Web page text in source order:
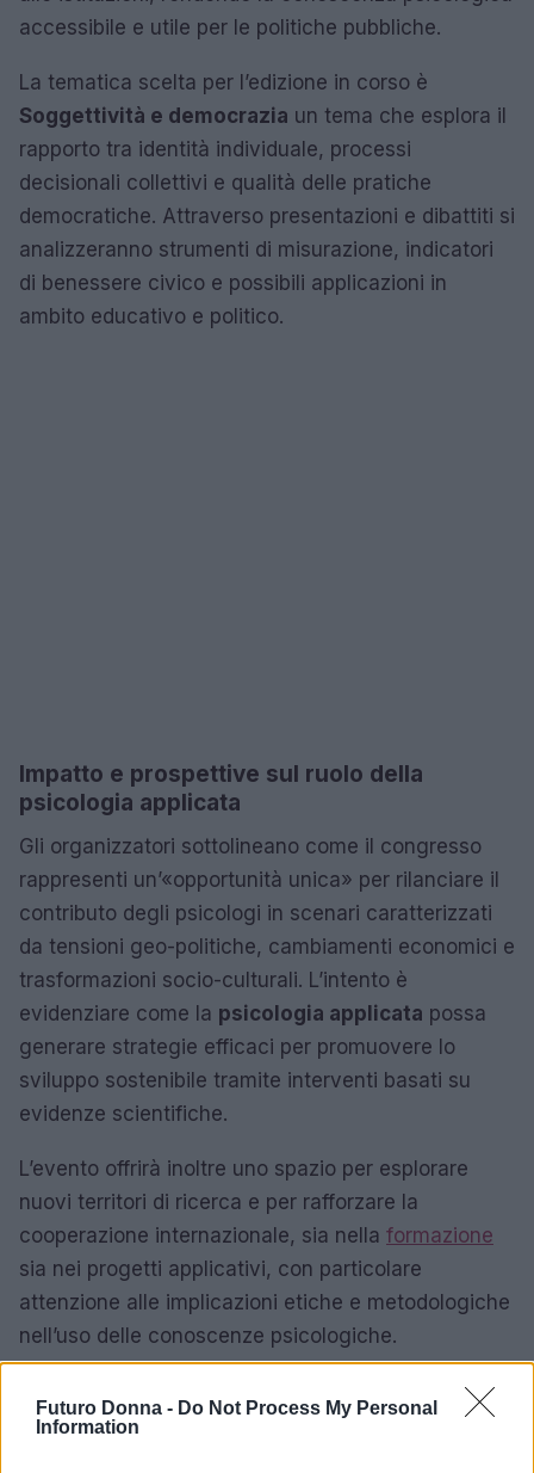
Futuro Donna - Do Not Process My Personal
Information
accessibile e utile per le politiche pubbliche.
La tematica scelta per l’edizione in corso è
Soggettività e democrazia un tema che esplora il
rapporto tra identità individuale, processi
decisionali collettivi e qualità delle pratiche
democratiche. Attraverso presentazioni e dibattiti si
analizzeranno strumenti di misurazione, indicatori
di benessere civico e possibili applicazioni in
ambito educativo e politico.
Impatto e prospettive sul ruolo della
psicologia applicata
Gli organizzatori sottolineano come il congresso
rappresenti un’«opportunità unica» per rilanciare il
contributo degli psicologi in scenari caratterizzati
da tensioni geo-politiche, cambiamenti economici e
trasformazioni socio-culturali. L’intento è
evidenziare come la psicologia applicata possa
generare strategie efficaci per promuovere lo
sviluppo sostenibile tramite interventi basati su
evidenze scientifiche.
L’evento offrirà inoltre uno spazio per esplorare
nuovi territori di ricerca e per rafforzare la
cooperazione internazionale, sia nella formazione
sia nei progetti applicativi, con particolare
attenzione alle implicazioni etiche e metodologiche
nell’uso delle conoscenze psicologiche.
La concentrazione di esperienze e competenze
presenti a Firenze punta a costruire traiettorie